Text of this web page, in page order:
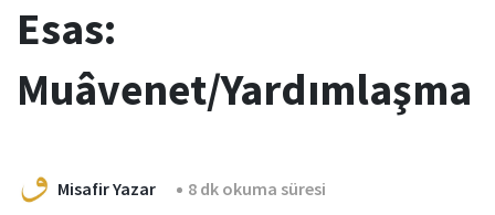
Esas:
Muâvenet/Yardımlaşma
Misafir Yazar 8 dk okuma süresi